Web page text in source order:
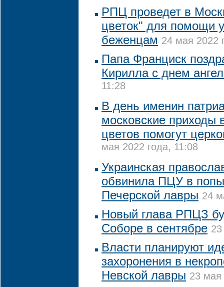
РПЦ проведет в
цветок" для помощи
беженцам 24 мая 2022
Папа Франциск
Кирилла с днем
11:28
В день именин
московские приходы
цветов помогут
мая 2022 года, 11:08
Украинская
обвинила ПЦУ в
Печерской лавры 24
Новый глава РПЦЗ
Соборе в сентябре
Власти планируют
захоронения в
Невской лавры 23 мая